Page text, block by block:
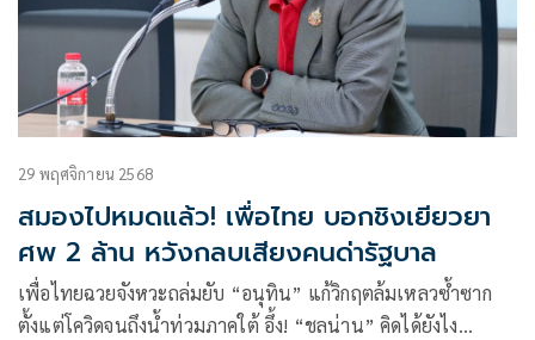
29 พฤศจิกายน 2568
สมองไปหมดแล้ว! เพื่อไทย บอกชิงเยียวยา
ศพ 2 ล้าน หวังกลบเสียงคนด่ารัฐบาล
เพื่อไทยฉวยจังหวะถล่มยับ “อนุทิน” แก้วิกฤตล้มเหลวซ้ำซาก
ตั้งแต่โควิดจนถึงน้ำท่วมภาคใต้ อึ้ง! “ชลน่าน” คิดได้ยังไง